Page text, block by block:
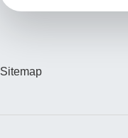
Sitemap